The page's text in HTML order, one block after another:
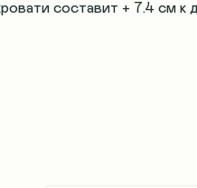
составит + 7.4 см к